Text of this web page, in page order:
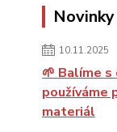
Novinky
10.11.2025
🌱 Balíme
používáme
materiál